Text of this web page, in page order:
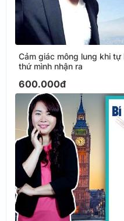
Cảm giác mông lung khi
thứ mình nhận ra
600.000đ